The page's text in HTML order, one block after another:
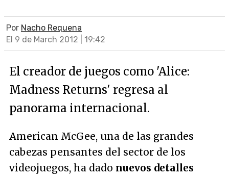
Por Nacho Requena
El 9 de March 2012 | 19:42
El creador de juegos como 'Alice:
Madness Returns' regresa al
panorama internacional.
American McGee, una de las grandes
cabezas pensantes del sector de los
videojuegos, ha dado nuevos detalles